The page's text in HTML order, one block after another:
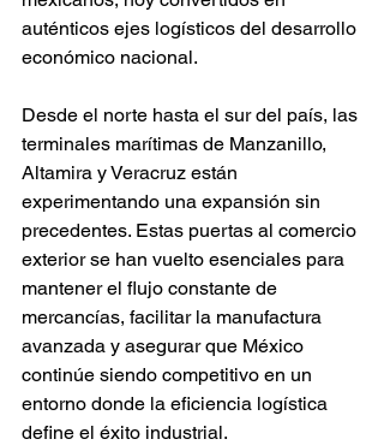
auténticos ejes logísticos del desarrollo
económico nacional.
Desde el norte hasta el sur del país, las
terminales marítimas de Manzanillo,
Altamira y Veracruz están
experimentando una expansión sin
precedentes. Estas puertas al comercio
exterior se han vuelto esenciales para
mantener el flujo constante de
mercancías, facilitar la manufactura
avanzada y asegurar que México
continúe siendo competitivo en un
entorno donde la eficiencia logística
define el éxito industrial.